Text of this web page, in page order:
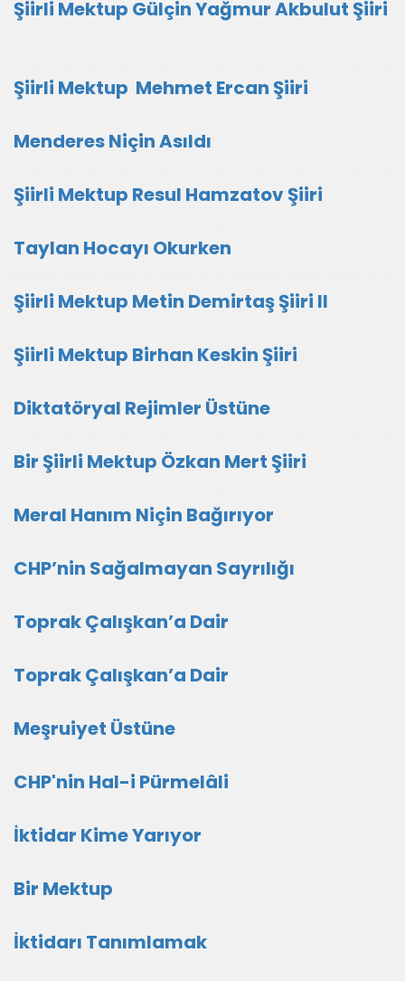
Şiirli Mektup Gülçin Yağmur Akbulut Şiiri
Şiirli Mektup Mehmet Ercan Şiiri
Menderes Niçin Asıldı
Şiirli Mektup Resul Hamzatov Şiiri
Taylan Hocayı Okurken
Şiirli Mektup Metin Demirtaş Şiiri II
Şiirli Mektup Birhan Keskin Şiiri
Diktatöryal Rejimler Üstüne
Bir Şiirli Mektup Özkan Mert Şiiri
Meral Hanım Niçin Bağırıyor
CHP’nin Sağalmayan Sayrılığı
Toprak Çalışkan’a Dair
Toprak Çalışkan’a Dair
Meşruiyet Üstüne
CHP'nin Hal-i Pürmelâli
İktidar Kime Yarıyor
Bir Mektup
İktidarı Tanımlamak